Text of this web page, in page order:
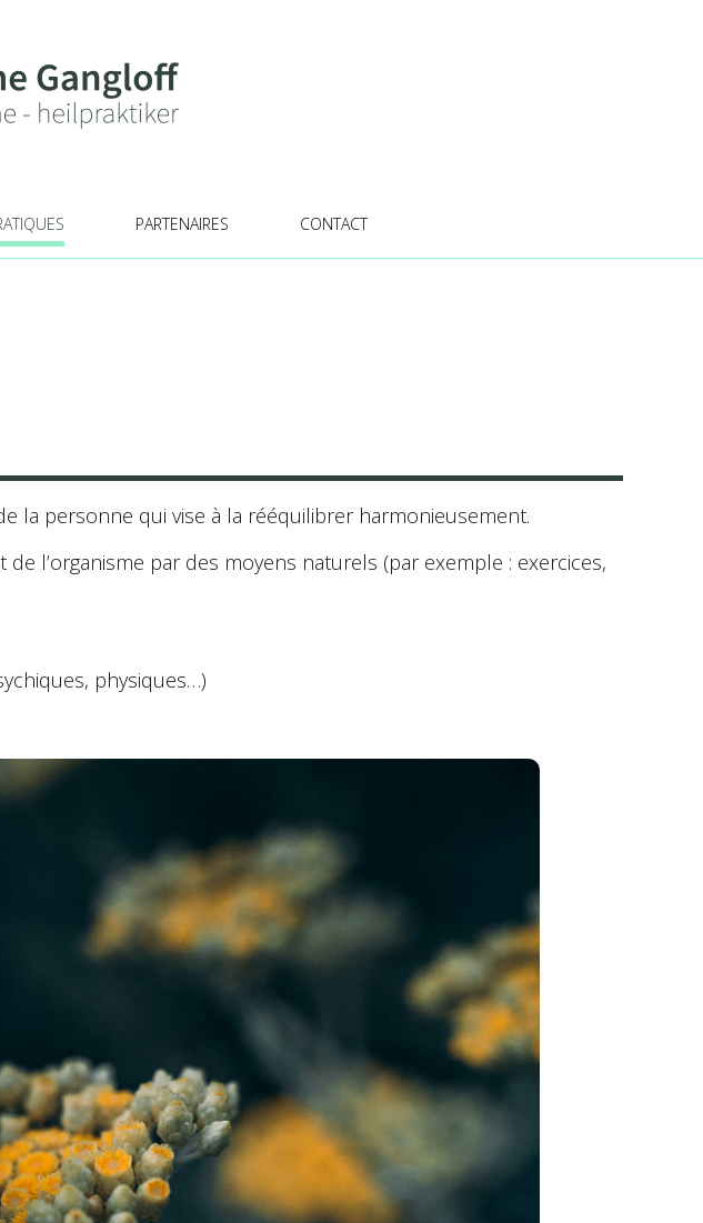
PARTENAIRES CONTACT
la personne qui vise à la rééquilibrer harmonieusement.
l’organisme par des moyens naturels (par exemple : exercices,
physiques…)